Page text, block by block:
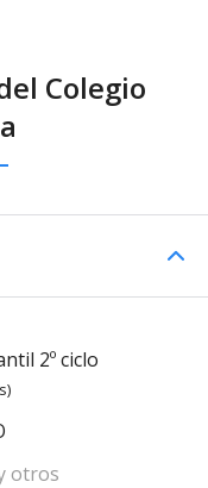
Colegio
2º ciclo
otros